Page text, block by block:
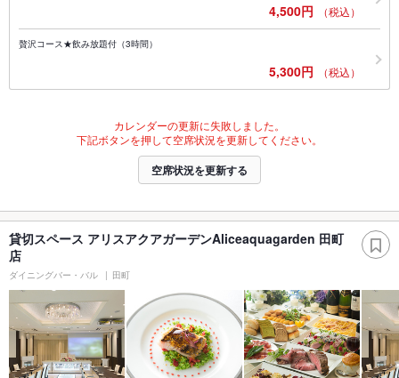
4,500円 （税込）
贅沢コース★飲み放題付（3時間）
5,300円 （税込）
カレンダーの更新に失敗しました。
下記ボタンを押して空席状況を更新してください。
空席状況を更新する
貸切スペース アリスアクアガーデンAliceaquagarden 田町
店
ダイニングバー・バル 田町